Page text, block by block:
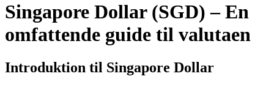
Singapore Dollar (SGD) – En
omfattende guide til valutaen
Introduktion til Singapore Dollar